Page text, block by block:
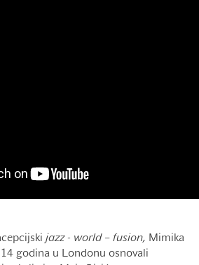
jazz - world – fusion, Mimika
godina u Londonu osnovali